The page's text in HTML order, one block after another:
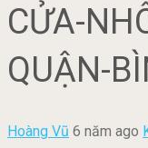
CỬA-
QUẬN-
Hoàng Vũ 6 năm ago